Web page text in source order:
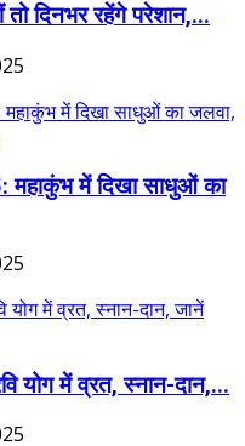
दिनभर रहेंगे परेशान,...
में दिखा साधुओं का
योग में व्रत, स्नान-दान,...